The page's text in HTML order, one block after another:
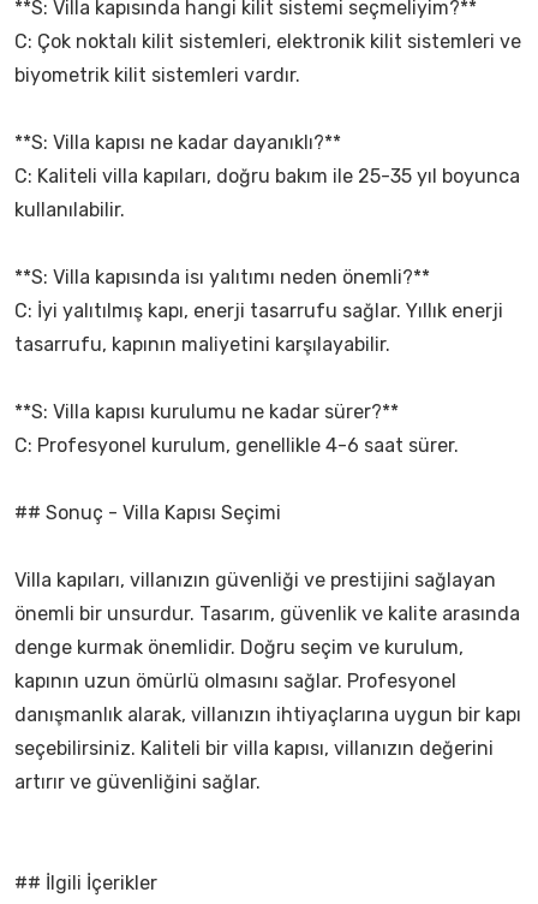
**S: Villa kapısında hangi kilit sistemi seçmeliyim?**
C: Çok noktalı kilit sistemleri, elektronik kilit sistemleri ve
biyometrik kilit sistemleri vardır.
**S: Villa kapısı ne kadar dayanıklı?**
C: Kaliteli villa kapıları, doğru bakım ile 25-35 yıl boyunca
kullanılabilir.
**S: Villa kapısında isı yalıtımı neden önemli?**
C: İyi yalıtılmış kapı, enerji tasarrufu sağlar. Yıllık enerji
tasarrufu, kapının maliyetini karşılayabilir.
**S: Villa kapısı kurulumu ne kadar sürer?**
C: Profesyonel kurulum, genellikle 4-6 saat sürer.
## Sonuç - Villa Kapısı Seçimi
Villa kapıları, villanızın güvenliği ve prestijini sağlayan
önemli bir unsurdur. Tasarım, güvenlik ve kalite arasında
denge kurmak önemlidir. Doğru seçim ve kurulum,
kapının uzun ömürlü olmasını sağlar. Profesyonel
danışmanlık alarak, villanızın ihtiyaçlarına uygun bir kapı
seçebilirsiniz. Kaliteli bir villa kapısı, villanızın değerini
artırır ve güvenliğini sağlar.
## İlgili İçerikler